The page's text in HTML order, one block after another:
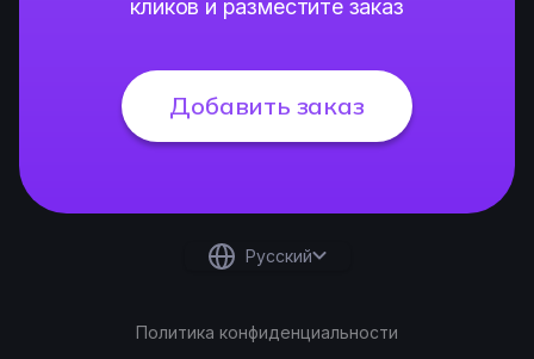
кликов и разместите заказ
Добавить заказ
Политика конфиденциальности
Русский